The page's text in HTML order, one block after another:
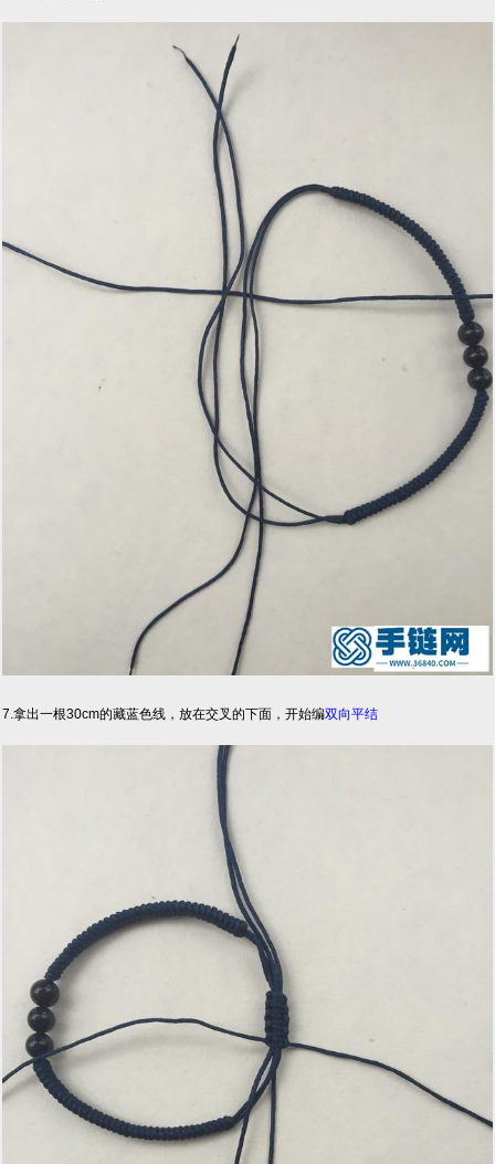
7.拿出一根30cm的藏蓝色线，放在交叉的下面，开始编双向平结